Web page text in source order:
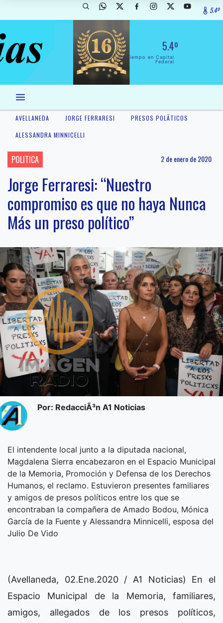
5.4º
5.4º
El Tiempo en Capital
Federal
AVELLANEDA JORGE FERRARESI
PRESOS POLÃ­TICOS
ALESSANDRA MINNICELLI
POLITICA 2 de enero de 2020
Jorge Ferraresi: “Nuestro
compromiso es que no haya Nunca
Más un preso político”
Por: RedacciÃ³n A1 Noticias
El intendente local junto a la diputada nacional,
Magdalena Sierra encabezaron en el Espacio Municipal
de la Memoria, Promoción y Defensa de los Derechos
Humanos, el reclamo. Estuvieron presentes familiares
y amigos de presos políticos entre los que se
encontraban la compañera de Amado Bodou, Mónica
García de la Fuente y Alessandra Minnicelli, esposa del
Julio De Vido
(Avellaneda, 02.Ene.2020 / A1 Noticias) En el
Espacio Municipal de la Memoria, familiares,
amigos, allegados de los presos políticos,